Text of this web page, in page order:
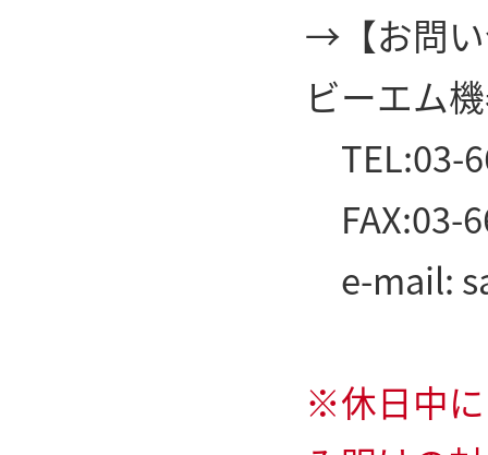
→ 【お問
ビーエム
TEL:03-
FAX:03-
e-mail:
※休日中